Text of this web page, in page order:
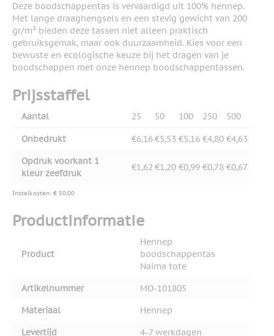
Deze boodschappentas is vervaardigd uit 100% hennep.
Met lange draaghengsels en een stevig gewicht van 200
gr/m² bieden deze tassen niet alleen praktisch
gebruiksgemak, maar ook duurzaamheid. Kies voor een
bewuste en ecologische keuze bij het dragen van je
boodschappen met onze hennep boodschappentassen.
Prijsstaffel
Aantal 25 50 100 250 500
Onbedrukt €6,16€5,53 €5,16 €4,80 €4,63
Opdruk voorkant 1
kleur zeefdruk
€1,62 €1,20 €0,99 €0,78 €0,67
Instelkosten: € 50,00
Productinformatie
Product
Hennep
boodschappentas
Naima tote
Artikelnummer
MO-101805
Materiaal
Hennep
Levertijd
4-7 werkdagen